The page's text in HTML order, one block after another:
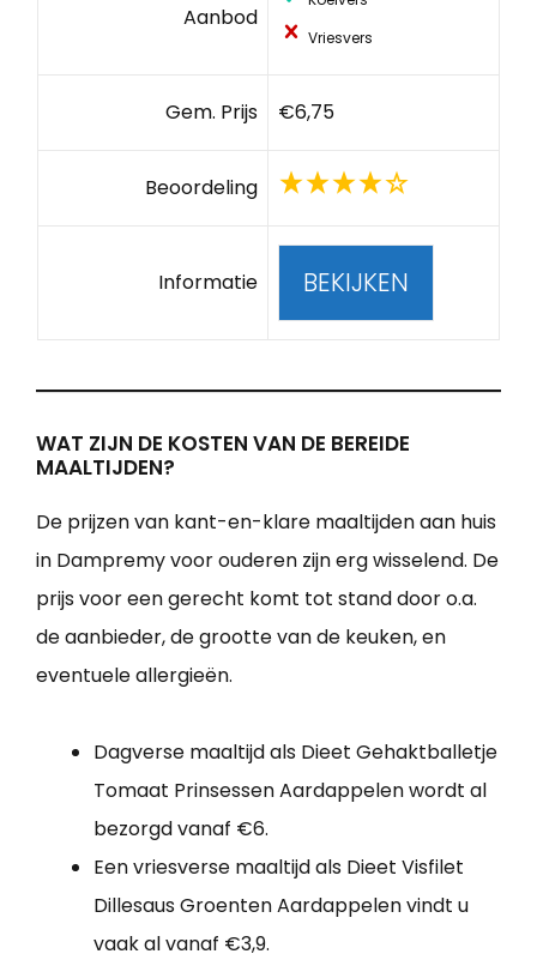
Aanbod
Vriesvers
Gem. Prijs €6,75
Beoordeling
Informatie BEKIJKEN
WAT ZIJN DE KOSTEN VAN DE BEREIDE
MAALTIJDEN?
De prijzen van kant-en-klare maaltijden aan huis
in Dampremy voor ouderen zijn erg wisselend. De
prijs voor een gerecht komt tot stand door o.a.
de aanbieder, de grootte van de keuken, en
eventuele allergieën.
Dagverse maaltijd als Dieet Gehaktballetje
Tomaat Prinsessen Aardappelen wordt al
bezorgd vanaf €6.
Een vriesverse maaltijd als Dieet Visfilet
Dillesaus Groenten Aardappelen vindt u
vaak al vanaf €3,9.